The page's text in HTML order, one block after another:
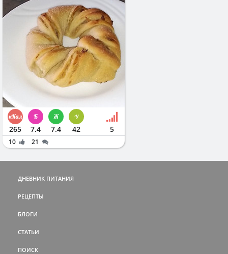
265 7.4 7.4 42 5
10 21
ДНЕВНИК ПИТАНИЯ
РЕЦЕПТЫ
БЛОГИ
СТАТЬИ
ПОИСК